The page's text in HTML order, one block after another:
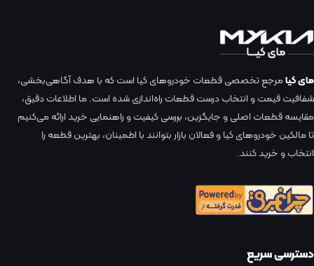
مای کیامرجع تخصصی قطعات خودروهای کیا است که با هدف آگاهی‌بخشی،
شفافیت قیمت و انتخاب درست قطعات راه‌اندازی شده است. ما اطلاعات دقیق،
مقایسه قطعات اصلی و جایگزین، بررسی کیفیت و راهنمایی خرید ارائه می‌کنیم
تا مالکین خودروهای کیا و فعالان بازار بتوانند با اطمینان، بهترین قطعه را
انتخاب و خرید کنند.
دسترسی سریع